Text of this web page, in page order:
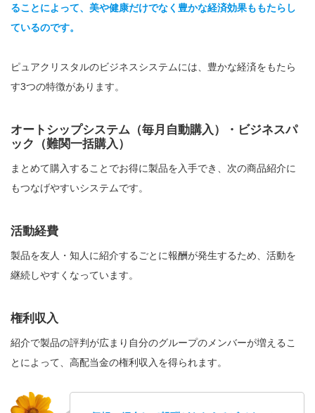
ることによって、美や健康だけでなく豊かな経済効果ももたらし
ているのです。
ピュアクリスタルのビジネスシステムには、豊かな経済をもたら
す3つの特徴があります。
オートシップシステム（毎月自動購入）・ビジネスパ
ック（難関一括購入）
まとめて購入することでお得に製品を入手でき、次の商品紹介に
もつなげやすいシステムです。
活動経費
製品を友人・知人に紹介するごとに報酬が発生するため、活動を
継続しやすくなっています。
権利収入
紹介で製品の評判が広まり自分のグループのメンバーが増えるこ
とによって、高配当金の権利収入を得られます。